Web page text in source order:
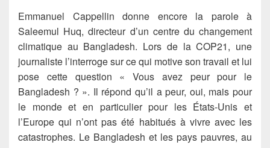
Emmanuel Cappellin donne encore la parole à
Saleemul Huq, directeur d’un centre du changement
climatique au Bangladesh. Lors de la COP21, une
journaliste l’interroge sur ce qui motive son travail et lui
pose cette question « Vous avez peur pour le
Bangladesh ? ». Il répond qu’il a peur, oui, mais pour
le monde et en particulier pour les États-Unis et
l’Europe qui n’ont pas été habitués à vivre avec les
catastrophes. Le Bangladesh et les pays pauvres, au